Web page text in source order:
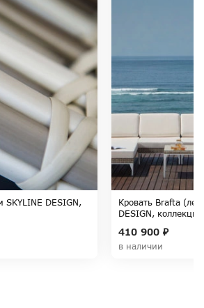
SKYLINE DESIGN,
Кровать Brafta
DESIGN, коллекция
410 900 ₽
в наличии